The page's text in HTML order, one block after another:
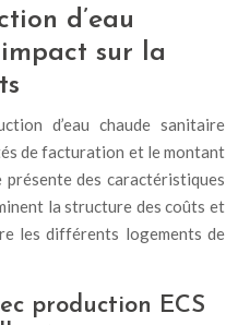
d’eau
sur la
d’eau chaude sanitaire
de facturation et le montant
présente des caractéristiques
la structure des coûts et
les différents logements de
production ECS